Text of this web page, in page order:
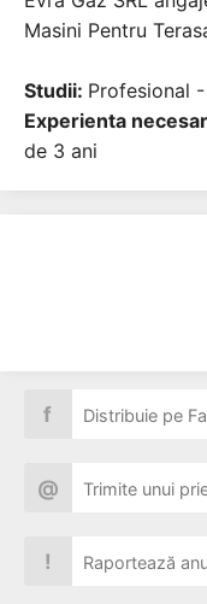
Masini Pentru
Studii: Profesional
Experienta
de 3 ani
f Distribuie pe
@ Trimite unui
! Raportează